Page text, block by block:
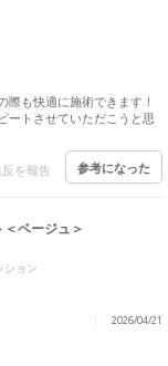
際も快適に施術できます！
ートさせていただこうと思
反を報告 参考になった
ベージュ＞
ション
2026/04/21